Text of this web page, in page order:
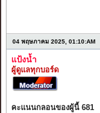
04 พฤษภาคม 2025, 01:10:AM
แป้งน้ำ
ผู้ดูแลทุกบอร์ด
คะแนนกลอนของผู้นี้ 681